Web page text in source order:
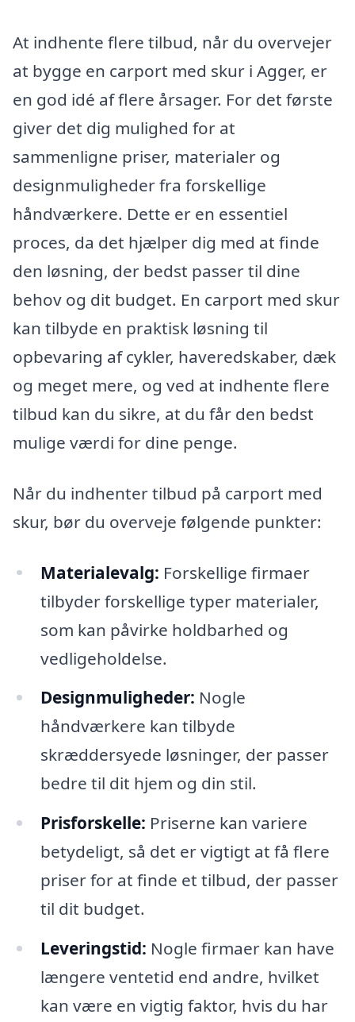
At indhente flere tilbud, når du overvejer
at bygge en carport med skur i Agger, er
en god idé af flere årsager. For det første
giver det dig mulighed for at
sammenligne priser, materialer og
designmuligheder fra forskellige
håndværkere. Dette er en essentiel
proces, da det hjælper dig med at finde
den løsning, der bedst passer til dine
behov og dit budget. En carport med skur
kan tilbyde en praktisk løsning til
opbevaring af cykler, haveredskaber, dæk
og meget mere, og ved at indhente flere
tilbud kan du sikre, at du får den bedst
mulige værdi for dine penge.
Når du indhenter tilbud på carport med
skur, bør du overveje følgende punkter:
Materialevalg: Forskellige firmaer
tilbyder forskellige typer materialer,
som kan påvirke holdbarhed og
vedligeholdelse.
Designmuligheder: Nogle
håndværkere kan tilbyde
skræddersyede løsninger, der passer
bedre til dit hjem og din stil.
Prisforskelle: Priserne kan variere
betydeligt, så det er vigtigt at få flere
priser for at finde et tilbud, der passer
til dit budget.
Leveringstid: Nogle firmaer kan have
længere ventetid end andre, hvilket
kan være en vigtig faktor, hvis du har